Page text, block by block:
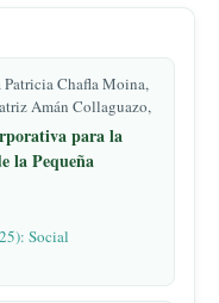
Chafla Moina,
Amán Collaguazo,
para la
la Pequeña
Social